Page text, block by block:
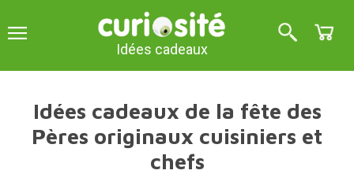
Idées cadeaux
Idées cadeaux de la fête des
Pères originaux cuisiniers et
chefs